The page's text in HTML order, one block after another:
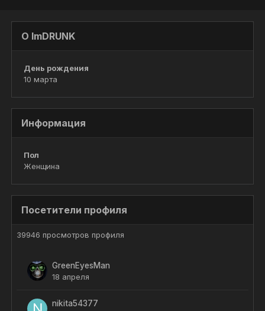
О ImDRUNK
День рождения
10 марта
Информация
Пол
Женщина
Посетители профиля
39946 просмотров профиля
GreenEyesMan
18 апреля
nikita54377